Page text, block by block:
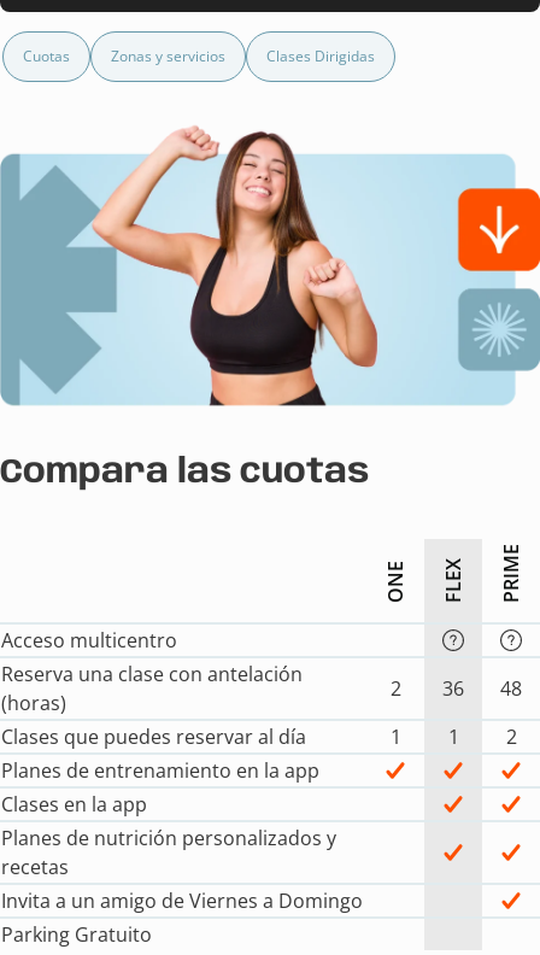
Cuotas Zonas y servicios Clases Dirigidas
Compara las cuotas
ONE FLEX PRIME
Acceso multicentro
Reserva una clase con antelación
(horas)
2 36
48
Clases que puedes reservar al día
1 1
2
Planes de entrenamiento en la app
Clases en la app
Planes de nutrición personalizados y
recetas
Invita a un amigo de Viernes a Domingo
Parking Gratuito